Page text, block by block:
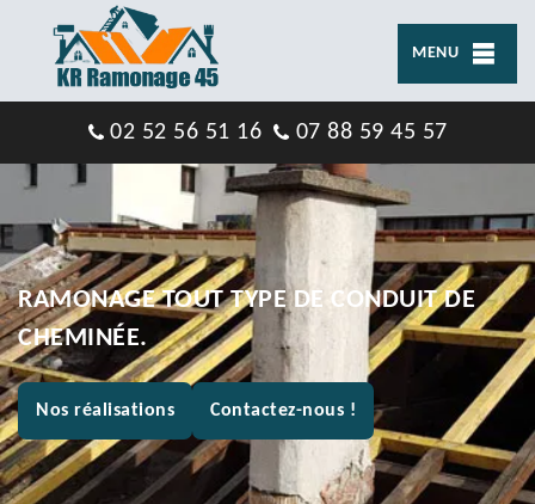
MENU
02 52 56 51 16 07 88 59 45 57
RAMONAGE TOUT TYPE DE CONDUIT DE
CHEMINÉE.
Nos réalisations Contactez-nous !